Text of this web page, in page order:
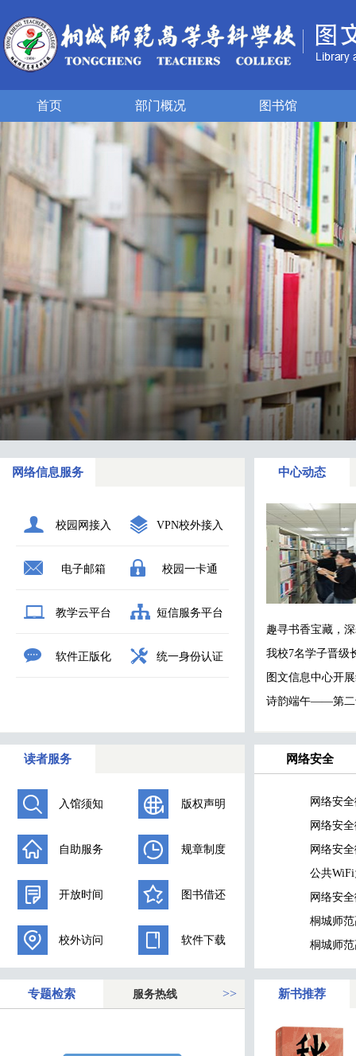
首页 部门概况 图书馆
网络信息服务
校园网接入 VPN校外接入
电子邮箱 校园一卡通
教学云平台 短信服务平台
软件正版化 统一身份认证
中心动态
趣寻书香宝藏，
我校7名学子晋级
图文信息中心开
诗韵端午——第二
读者服务
入馆须知 版权声明
自助服务 规章制度
开放时间 图书借还
校外访问 软件下载
网络安全
网络安
网络安
网络安
公共
网络安
桐城师
桐城师
专题检索 服务热线 >> 新书推荐